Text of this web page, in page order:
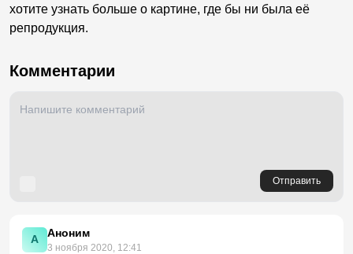
хотите узнать больше о картине, где бы ни была её
репродукция.
Комментарии
Отправить
А Аноним
3 ноября 2020, 12:41